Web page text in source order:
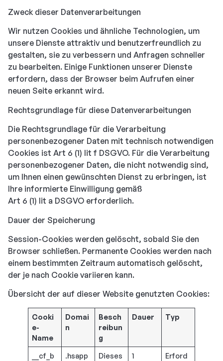
Zweck dieser Datenverarbeitungen
Wir nutzen Cookies und ähnliche Technologien, um
unsere Dienste attraktiv und benutzerfreundlich zu
gestalten, sie zu verbessern und Anfragen schneller
zu bearbeiten. Einige Funktionen unserer Dienste
erfordern, dass der Browser beim Aufrufen einer
neuen Seite erkannt wird.
Rechtsgrundlage für diese Datenverarbeitungen
Die Rechtsgrundlage für die Verarbeitung
personenbezogener Daten mit technisch notwendigen
Cookies ist Art 6 (1) lit f DSGVO. Für die Verarbeitung
personenbezogener Daten, die nicht notwendig sind,
um Ihnen einen gewünschten Dienst zu erbringen, ist
Ihre informierte Einwilligung gemäß
Art 6 (1) lit a DSGVO erforderlich.
Dauer der Speicherung
Session-Cookies werden gelöscht, sobald Sie den
Browser schließen. Permanente Cookies werden nach
einem bestimmten Zeitraum automatisch gelöscht,
der je nach Cookie variieren kann.
Übersicht der auf dieser Website genutzten Cookies:
Cooki
e-
Name
Domai
n
Besch
reibun
g
Dauer Typ
__cf_b
.hsapp
Dieses
1
Erford